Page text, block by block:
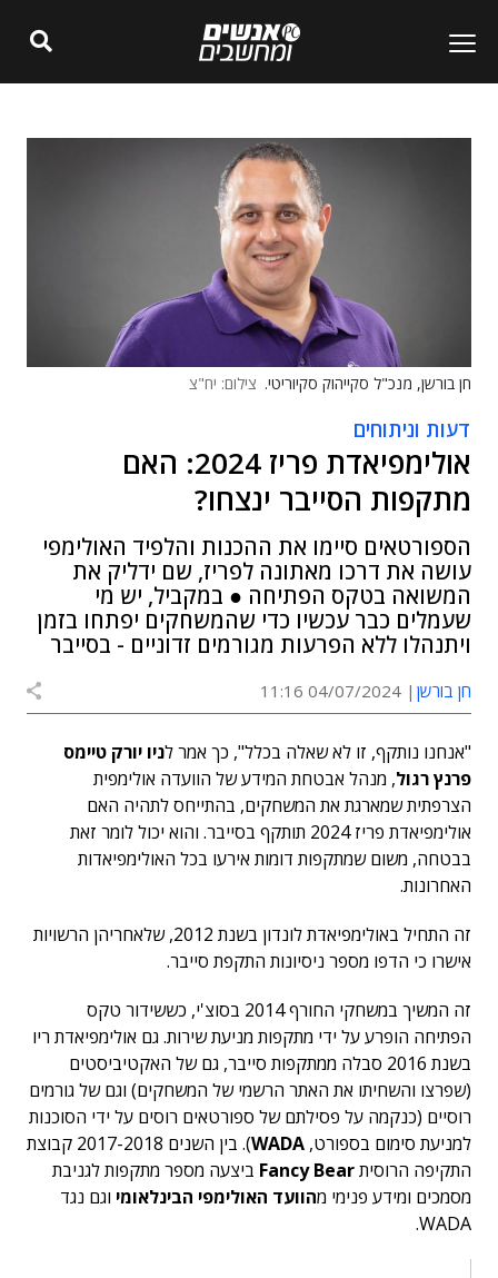
חן בורשן, מנכ"ל סקייהוק סקיוריטי. צילום: יח"צ
דעות וניתוחים
אולימפיאדת פריז 2024: האם
מתקפות הסייבר ינצחו?
הספורטאים סיימו את ההכנות והלפיד האולימפי
עושה את דרכו מאתונה לפריז, שם ידליק את
המשואה בטקס הפתיחה ● במקביל, יש מי
שעמלים כבר עכשיו כדי שהמשחקים יפתחו בזמן
ויתנהלו ללא הפרעות מגורמים זדוניים - בסייבר
חן בורשן 04/07/2024 11:16
"אנחנו נותקף, זו לא שאלה בכלל", כך אמר לניו יורק טיימס
פרנץ רגול, מנהל אבטחת המידע של הוועדה אולימפית
הצרפתית שמארגת את המשחקים, בהתייחס לתהיה האם
אולימפיאדת פריז 2024 תותקף בסייבר. והוא יכול לומר זאת
בבטחה, משום שמתקפות דומות אירעו בכל האולימפיאדות
האחרונות.
זה התחיל באולימפיאדת לונדון בשנת 2012, שלאחריהן הרשויות
אישרו כי הדפו מספר ניסיונות התקפת סייבר.
זה המשיך במשחקי החורף 2014 בסוצ'י, כששידור טקס
הפתיחה הופרע על ידי מתקפות מניעת שירות. גם אולימפיאדת ריו
בשנת 2016 סבלה ממתקפות סייבר, גם של האקטיביסטים
(שפרצו והשחיתו את האתר הרשמי של המשחקים) וגם של גורמים
רוסיים (כנקמה על פסילתם של ספורטאים רוסים על ידי הסוכנות
למניעת סימום בספורט, WADA
). בין השנים 2017-2018 קבוצת
התקיפה הרוסיתFancy Bear ביצעה מספר מתקפות לגניבת
מסמכים ומידע פנימי מהוועד האולימפי הבינלאומי וגם נגד
WADA.